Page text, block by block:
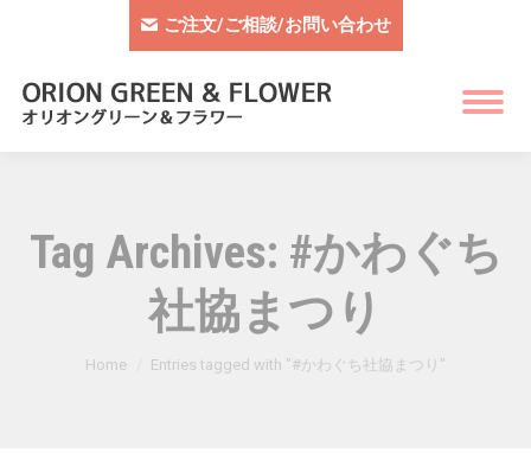
ご注文/ご相談/お問い合わせ
Tag Archives: #かわぐち
社協まつり
You are here:
Home Entries tagged with "#かわぐち社協まつり"